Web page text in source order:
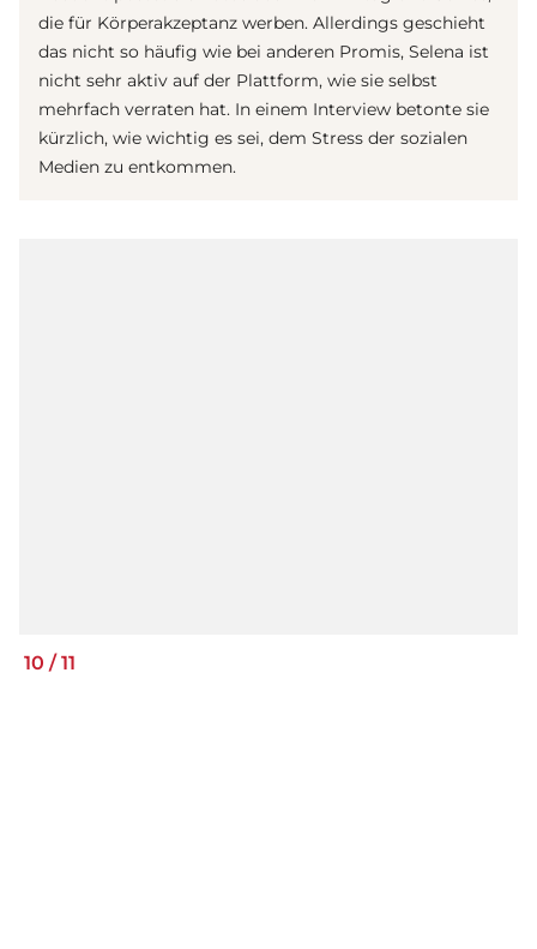
die für Körperakzeptanz werben. Allerdings geschieht
das nicht so häufig wie bei anderen Promis, Selena ist
nicht sehr aktiv auf der Plattform, wie sie selbst
mehrfach verraten hat. In einem Interview betonte sie
kürzlich, wie wichtig es sei, dem Stress der sozialen
Medien zu entkommen.
10 /11